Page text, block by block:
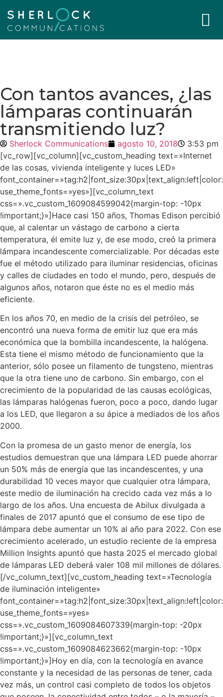
Con tantos avances, ¿las
lámparas continuarán
transmitiendo luz?
Sherlock Communications agosto 10, 2018
3:53 pm
[vc_row][vc_column][vc_custom_heading text=»Internet
de las cosas, vivienda inteligente y luces LED»
use_theme_fonts=»yes»][vc_column_text
css=».vc_custom_1609084599042{margin-top: -10px
!important;}»]Hace casi 150 años, Thomas Edison percibió
que, al calentar un vástago de carbono a cierta
temperatura, él emite luz y, de ese modo, creó la primera
lámpara incandescente comercializable. Por décadas este
fue el método utilizado para iluminar residencias, oficinas
y calles de ciudades en todo el mundo, pero, después de
algunos años, notaron que éste no es el medio más
eficiente.
En los años 70, en medio de la crisis del petróleo, se
encontró una nueva forma de emitir luz que era más
económica que la bombilla incandescente, la halógena.
Esta tiene el mismo método de funcionamiento que la
anterior, sólo posee un filamento de tungsteno, mientras
que la otra tiene uno de carbono. Sin embargo, con el
crecimiento de la popularidad de las causas ecológicas,
las lámparas halógenas fueron, poco a poco, dando lugar
a los LED, que llegaron a su ápice a mediados de los años
2000.
Con la promesa de un gasto menor de energía, los
estudios demuestran que una lámpara LED puede ahorrar
un 50% más de energía que las incandescentes, y una
durabilidad 10 veces mayor que cualquier otra lámpara,
este medio de iluminación ha crecido cada vez más a lo
largo de los años. Una encuesta de Abilux divulgada a
finales de 2017 apuntó que el consumo de ese tipo de
lámpara debe aumentar un 10% al año para 2022. Con ese
crecimiento acelerado, un estudio reciente de la empresa
Million Insights apuntó que hasta 2025 el mercado global
de lámparas LED deberá valer 108 mil millones de dólares.
[/vc_column_text][vc_custom_heading text=»Tecnología
de iluminación inteligente»
use_theme_fonts=»yes»
css=».vc_custom_1609084607339{margin-top: -20px
!important;}»][vc_column_text
css=».vc_custom_1609084623662{margin-top: -10px
!important;}»]Hoy en día, con la tecnología en avance
constante y la necesidad de las personas de tener, cada
vez más, un control casi completo de todos los objetos